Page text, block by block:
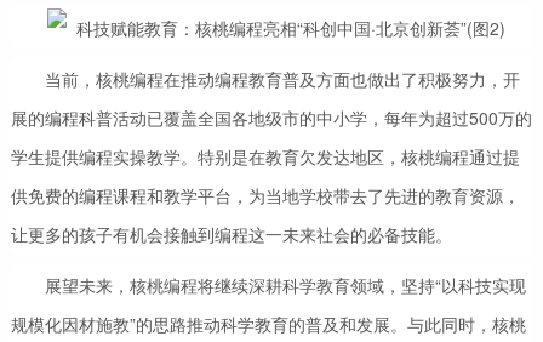
当前，核桃编程在推动编程教育普及方面也做出了积极努力，开
展的编程科普活动已覆盖全国各地级市的中小学，每年为超过500万的
学生提供编程实操教学。特别是在教育欠发达地区，核桃编程通过提
供免费的编程课程和教学平台，为当地学校带去了先进的教育资源，
让更多的孩子有机会接触到编程这一未来社会的必备技能。
展望未来，核桃编程将继续深耕科学教育领域，坚持“以科技实现
规模化因材施教”的思路推动科学教育的普及和发展。与此同时，核桃